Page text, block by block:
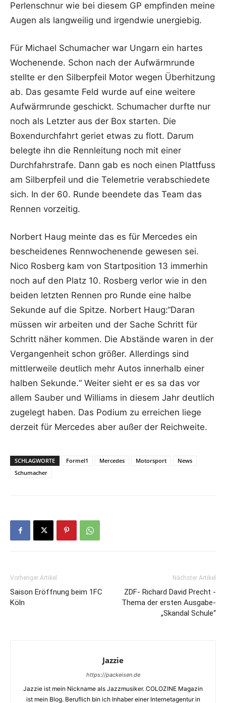
Perlenschnur wie bei diesem GP empfinden meine
Augen als langweilig und irgendwie unergiebig.
Für Michael Schumacher war Ungarn ein hartes
Wochenende. Schon nach der Aufwärmrunde
stellte er den Silberpfeil Motor wegen Überhitzung
ab. Das gesamte Feld wurde auf eine weitere
Aufwärmrunde geschickt. Schumacher durfte nur
noch als Letzter aus der Box starten. Die
Boxendurchfahrt geriet etwas zu flott. Darum
belegte ihn die Rennleitung noch mit einer
Durchfahrstrafe. Dann gab es noch einen Plattfuss
am Silberpfeil und die Telemetrie verabschiedete
sich. In der 60. Runde beendete das Team das
Rennen vorzeitig.
Norbert Haug meinte das es für Mercedes ein
bescheidenes Rennwochenende gewesen sei.
Nico Rosberg kam von Startposition 13 immerhin
noch auf den Platz 10. Rosberg verlor wie in den
beiden letzten Rennen pro Runde eine halbe
Sekunde auf die Spitze. Norbert Haug:“Daran
müssen wir arbeiten und der Sache Schritt für
Schritt näher kommen. Die Abstände waren in der
Vergangenheit schon größer. Allerdings sind
mittlerweile deutlich mehr Autos innerhalb einer
halben Sekunde.“ Weiter sieht er es sa das vor
allem Sauber und Williams in diesem Jahr deutlich
zugelegt haben. Das Podium zu erreichen liege
derzeit für Mercedes aber außer der Reichweite.
SCHLAGWORTE Formel1 Mercedes Motorsport
News
Schumacher
Vorheriger Artikel
Saison Eröffnung beim 1FC
Köln
Nächster Artikel
ZDF- Richard David Precht -
Thema der ersten Ausgabe-
„Skandal Schule“
Jazzie
https://packeisen.de
Jazzie ist mein Nickname als Jazzmusiker. COLOZINE Magazin
ist mein Blog. Beruflich bin ich Inhaber einer Internetagentur in